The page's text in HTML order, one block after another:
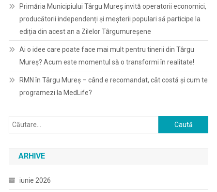
Primăria Municipiului Târgu Mureș invită operatorii economici,
producătorii independenți și meșterii populari să participe la
ediția din acest an a Zilelor Târgumureșene
Ai o idee care poate face mai mult pentru tinerii din Târgu
Mureș? Acum este momentul să o transformi în realitate!
RMN în Târgu Mureș – când e recomandat, cât costă și cum te
programezi la MedLife?
Caută
după:
ARHIVE
iunie 2026